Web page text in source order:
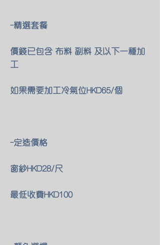
-精選套餐
價錢已包含 布料 副料 及以下一種加
工
如果需要加工冷氣位HKD65/個
-定造價格
窗紗HKD28/尺
最低收費HKD100